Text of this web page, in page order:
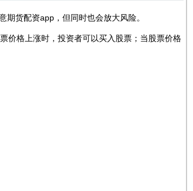
货配资app，但同时也会放大风险。
价格上涨时，投资者可以买入股票；当股票价格